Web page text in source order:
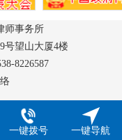
师事务所
号望山大厦4楼
8226587
一键拨号 一键导航